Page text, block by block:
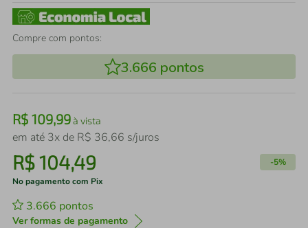
Compre com pontos:
3.666 pontos
R$ 109,99à vista
em até 3x de R$ 36,66 s/juros
R$104,49 -5%
No pagamento com Pix
3.666 pontos
Ver formas de pagamento